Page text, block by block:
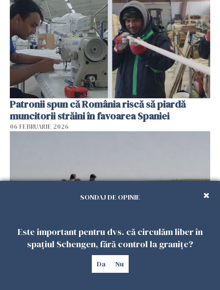
Patronii spun că România riscă să piardă
muncitorii străini în favoarea Spaniei
06 FEBRUARIE 2026
Muncitori români exploatați de clanul „Muti”
în Spania: 17 arestări în urma unui raid al
SONDAJ DE OPINIE
Este important pentru dvs. că circulăm liber în
spațiul Schengen, fără control la granițe?
Da Nu